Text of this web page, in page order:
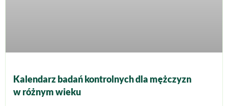
Kalendarz badań kontrolnych dla mężczyzn
w różnym wieku